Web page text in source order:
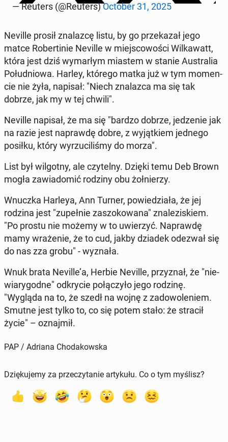
— Reuters (@Reuters)October 31, 2025
Neville prosił zna­laz­cę listu, by go prze­ka­zał jego
matce Ro­ber­ti­nie Neville w miej­sco­wo­ści Wil­ka­watt,
która jest dziś wy­mar­łym miastem w stanie Au­stra­lia
Po­łu­dnio­wa. Harley, którego matka już w tym mo­men­
cie nie żyła, napisał: "Niech zna­laz­ca ma się tak
dobrze, jak my w tej chwili".
Neville napisał, że ma się "bardzo dobrze, je­dze­nie jak
na razie jest na­praw­dę dobre, z wy­jąt­kiem jednego
posiłku, który wy­rzu­ci­li­śmy do morza".
List był wil­got­ny, ale czy­tel­ny. Dzięki temu Deb Brown
mogła za­wia­do­mić rodziny obu żoł­nie­rzy.
Wnuczka Harleya, Ann Turner, po­wie­dzia­ła, że jej
rodzina jest "zu­peł­nie za­szo­ko­wa­na" zna­le­zi­skiem.
"Po prostu nie możemy w to uwie­rzyć. Na­praw­dę
mamy wra­że­nie, że to cud, jakby dziadek odezwał się
do nas zza grobu" - wyznała.
Wnuk brata Neville’a, Herbie Neville, przy­znał, że "nie­
wia­ry­god­ne" od­kry­cie po­łą­czy­ło jego rodzinę.
"Wygląda na to, że szedł na wojnę z za­do­wo­le­niem.
Smutne jest tylko to, co się potem stało: że stracił
życie" – oznaj­mił.
PAP / Adriana Chodakowska
Dziękujemy za przeczytanie artykułu. Co o tym myślisz?